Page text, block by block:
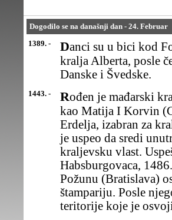
Dogodilo se na današnji dan - 24. Februar
1389. -
Danci su u bici kod Folkepinga porazili Šveđane i zarobili njihovog
kralja Alberta, posle
Danske i Švedske.
1443. - Rođen je mađarski kralj Matija Hunjadi (Matyias Hunyadi), poznat
kao Matija I Korvin
Erdelja, izabran za
je uspeo da sredi
kraljevsku vlast.
Habsburgovaca,
Požunu (Bratislava)
štampariju. Posle
teritorije koje je